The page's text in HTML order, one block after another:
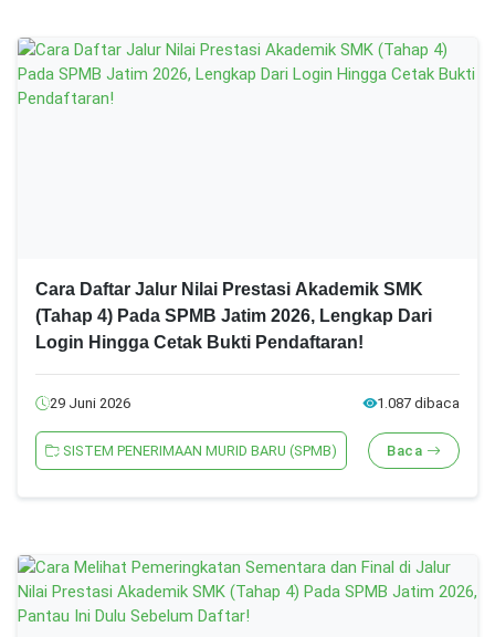
Cara Daftar Jalur Nilai Prestasi Akademik SMK
(Tahap 4) Pada SPMB Jatim 2026, Lengkap Dari
Login Hingga Cetak Bukti Pendaftaran!
29 Juni 2026 1.087 dibaca
SISTEM PENERIMAAN MURID BARU (SPMB) Baca